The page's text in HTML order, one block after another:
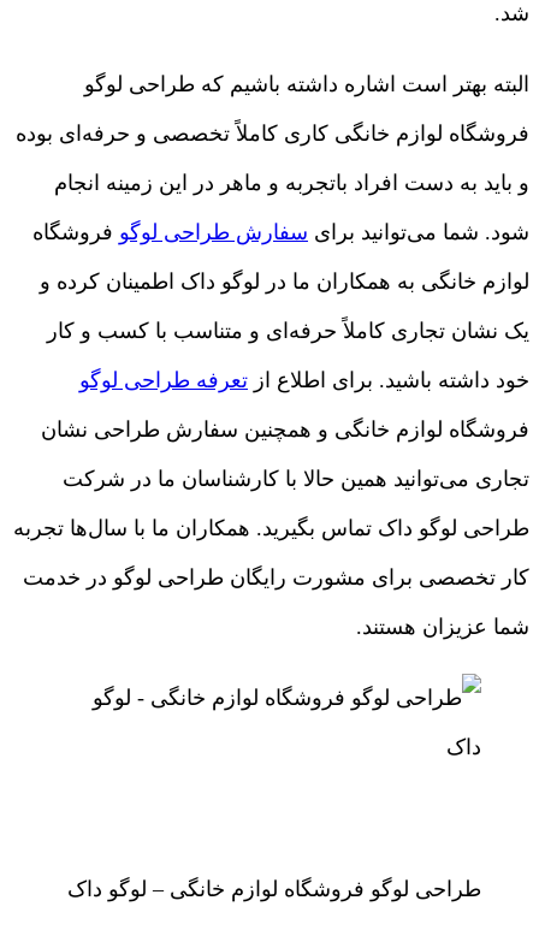
شد.
البته بهتر است اشاره داشته باشیم که طراحی لوگو
فروشگاه لوازم خانگی کاری کاملاً تخصصی و حرفه‌ای بوده
و باید به دست افراد باتجربه و ماهر در این زمینه انجام
شود. شما می‌توانید برای سفارش طراحی لوگو فروشگاه
لوازم خانگی به همکاران ما در لوگو داک اطمینان کرده و
یک نشان تجاری کاملاً حرفه‌ای و متناسب با کسب و کار
خود داشته باشید. برای اطلاع از تعرفه طراحی لوگو
فروشگاه لوازم خانگی و همچنین سفارش طراحی نشان
تجاری می‌توانید همین حالا با کارشناسان ما در شرکت
طراحی لوگو داک تماس بگیرید. همکاران ما با سال‌ها تجربه
کار تخصصی برای مشورت رایگان طراحی لوگو در خدمت
شما عزیزان هستند.
طراحی لوگو فروشگاه لوازم خانگی – لوگو داک